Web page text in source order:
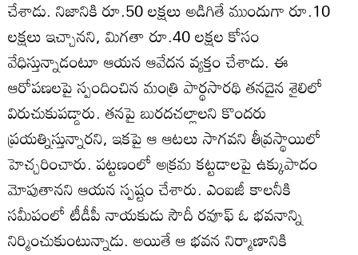
చేశాడు. నిజానికి రూ.50 లక్షలు అడిగితే ముందుగా రూ.10
లక్షలు ఇచ్చానని, మిగతా రూ.40 లక్షల కోసం
వేధిస్తున్నాడంటూ ఆయన ఆవేదన వ్యక్తం చేశాడు. ఈ
ఆరోపణలపై స్పందించిన మంత్రి పార్థసారథి తనదైన శైలిలో
విరుచుకుపడ్డారు. తనపై బురదచల్లాలని కొందరు
ప్రయత్నిస్తున్నారని, ఇకపై ఆ ఆటలు సాగవని తీవ్రస్థాయిలో
హెచ్చరించారు. పట్టణంలో అక్రమ కట్టడాలపై ఉక్కుపాదం
మోపుతానని ఆయన స్పష్టం చేశారు. ఎంఐజీ కాలనీకి
సమీపంలో టీడీపీ నాయకుడు సౌదీ రవూఫ్‌ ఓ భవనాన్ని
నిర్మించుకుంటున్నాడు. అయితే ఆ భవన నిర్మాణానికి